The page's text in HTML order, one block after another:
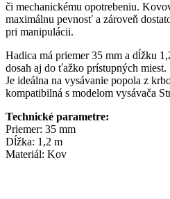
kovová
quantity
či mechanickému opotrebeniu.
maximálnu pevnosť a zároveň
pri manipulácii.
Hadica má priemer 35 mm a dĺžku
dosah aj do ťažko prístupných miest.
Je ideálna na vysávanie popola z
kompatibilná s modelom vysávača
Technické parametre:
Priemer: 35 mm
Dĺžka: 1,2 m
Materiál: Kov